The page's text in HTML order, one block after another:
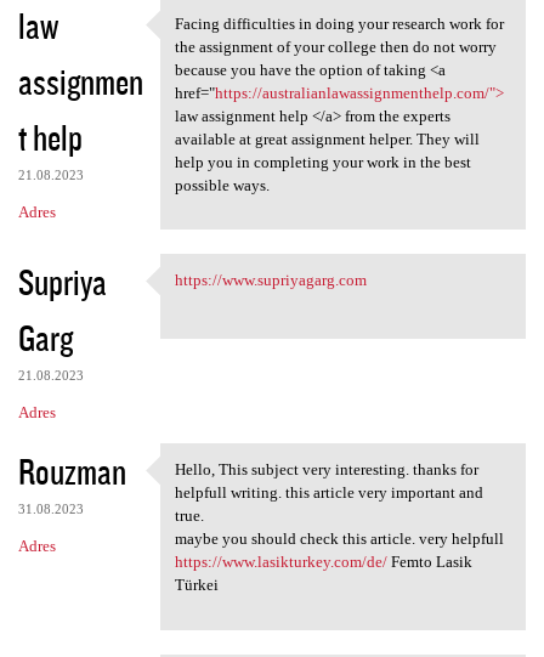
law
assignmen
t help
21.08.2023
Adres
Facing difficulties in doing
Facing difficulties in doing your research work for
the assignment of your college then do not worry
because you have the option of taking <a
href="https://australianlawassignmenthelp.com/">
law assignment help </a> from the experts
available at great assignment helper. They will
help you in completing your work in the best
possible ways.
Supriya
Garg
21.08.2023
Adres
https://www.supriyagarg.com
https://www.supriyagarg.com
Rouzman
31.08.2023
Adres
Hello, This subject very
Hello, This subject very interesting. thanks for
helpfull writing. this article very important and
true.
maybe you should check this article. very helpfull
https://www.lasikturkey.com/de/Femto Lasik
Türkei